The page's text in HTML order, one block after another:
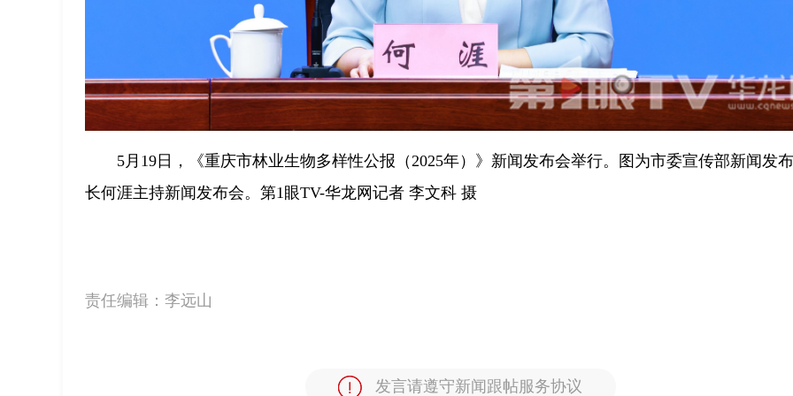
5月19日，《重庆市林业生物多样性公报（2025年）》新闻发布会举行。图为市委宣传部新闻发
长何涯主持新闻发布会。第1眼TV-华龙网记者 李文科 摄
责任编辑： 李远山
发言请遵守新闻跟帖服务协议